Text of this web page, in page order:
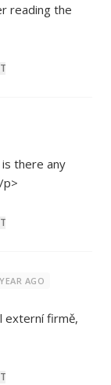
reading the
there any
p>
AGO
externí firmě,